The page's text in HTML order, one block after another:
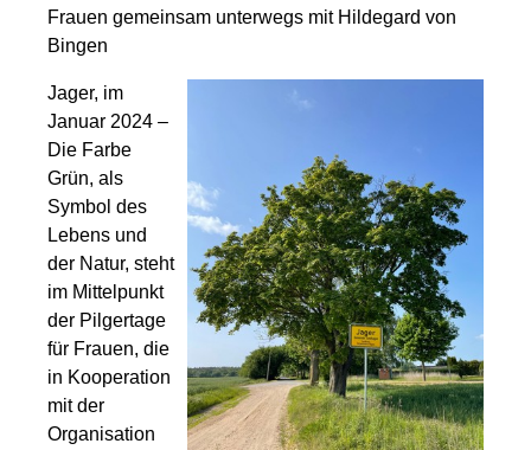
Frauen gemeinsam unterwegs mit Hildegard von
Bingen
Jager, im
Januar 2024 –
Die Farbe
Grün, als
Symbol des
Lebens und
der Natur, steht
im Mittelpunkt
der Pilgertage
für Frauen, die
in Kooperation
mit der
Organisation